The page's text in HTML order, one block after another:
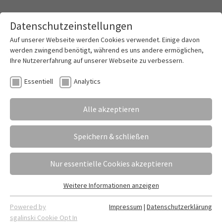
Mit Berufsabschluss und Hochschulreife
bestens für die Zukunft gerüstet
Ansgar Sindermann | Fabian Dietrich
Mit einer feierlichen Zeugnisübergabe
verabschiedete das Ludwig-Erhard-Berufskolleg
die Absolventinnen und Absolventen der
Fachoberschule 12 und 13. Im Beisein von Familien,
Freundinnen und Freunden sowie Lehrkräften
nahmen die Schülerinnen und Schüler ihre
Abschlusszeugnisse entgegen und feierten den
erfolgreichen Abschluss eines intensiven
Datenschutzeinstellungen
Auf unserer Webseite werden Cookies verwendet. Einige davon
werden zwingend benötigt, während es uns andere ermöglichen,
Ihre Nutzererfahrung auf unserer Webseite zu verbessern.
Essentiell Analytics
Alle akzeptieren
Speichern & schließen
Nur essentielle Cookies akzeptieren
Essentielle Cookies werden für grundlegende Funktionen der
Webseite benötigt. Dadurch ist gewährleistet, dass die
Weitere Informationen anzeigen
Powered by
sgalinski Cookie Opt In
Impressum | Datenschutzerklärung